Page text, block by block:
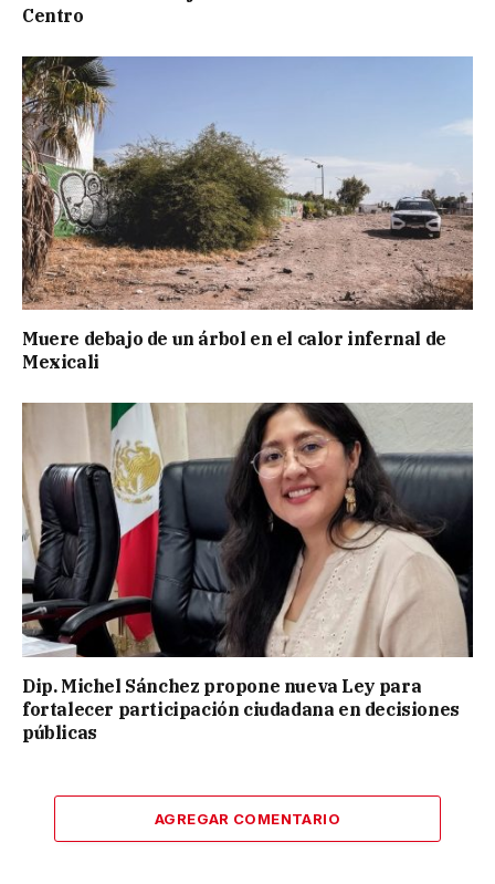
Centro
Muere debajo de un árbol en el calor infernal de
Mexicali
Dip. Michel Sánchez propone nueva Ley para
fortalecer participación ciudadana en decisiones
públicas
AGREGAR COMENTARIO